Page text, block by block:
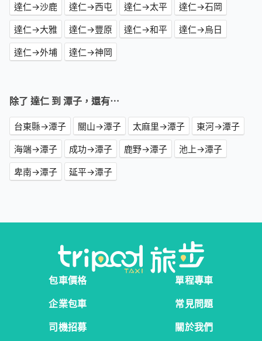
達仁→沙鹿 達仁→西屯 達仁→太平
達仁→石岡
達仁→大雅
達仁→豐原 達仁→和平
達仁→烏日
達仁→外埔
達仁→神岡
除了 達仁 到 潭子，還有⋯
台東縣→潭子 關山→潭子 太麻里→潭子
東河→潭子
海端→潭子
成功→潭子 鹿野→潭子
池上→潭子
卑南→潭子
延平→潭子
包車價格
單程專車
企業包車
常見問題
司機招募
關於我們